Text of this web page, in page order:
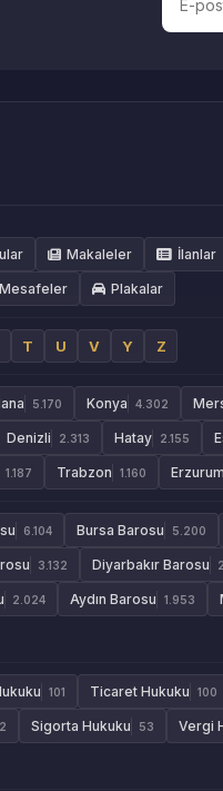
Makaleler İlanlar
Plakalar
T U V Y Z
5.170 Konya 4.302
Denizli 2.313 Hatay 2.155
1.187 Trabzon 1.160 Erzurum
6.104 Bursa Barosu 5.200
3.132 Diyarbakır Barosu
2.024 Aydın Barosu 1.953
101 Ticaret Hukuku 100
Sigorta Hukuku 53 Vergi